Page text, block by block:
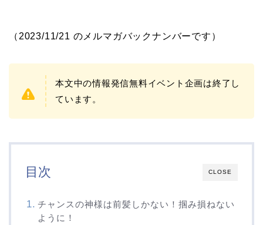
（2023/11/21 のメルマガバックナンバーです）
本文中の情報発信無料イベント企画は終了し
ています。
CLOSE
目次
チャンスの神様は前髪しかない！掴み損ねない
ように！